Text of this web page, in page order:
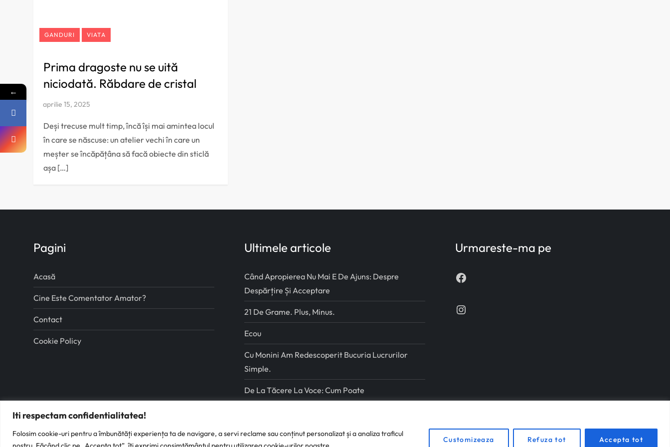
Iti respectam confidentialitatea!
Folosim cookie-uri pentru a îmbunătăți experiența ta de navigare, a servi reclame sau conținut personalizat și a analiza traficul
Customizeaza Refuza tot Accepta tot
GANDURI VIATA
Prima dragoste nu se uită
niciodată. Răbdare de cristal
Deși trecuse mult timp, încă își mai amintea locul
în care se născuse: un atelier vechi în care un
meșter se încăpățâna să facă obiecte din sticlă
așa […]
Pagini
Acasă
Cine Este Comentator Amator?
Contact
Cookie Policy
Ultimele articole
Când Apropierea Nu Mai E De Ajuns: Despre
Despărțire Și Acceptare
21 De Grame. Plus, Minus.
Ecou
Cu Monini Am Redescoperit Bucuria Lucrurilor
Simple.
De La Tăcere La Voce: Cum Poate
Antreprenoriatul Să Schimbe Școala Românească
Urmareste-ma pe
←